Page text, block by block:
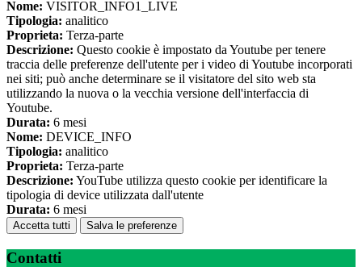
Nome: VISITOR_INFO1_LIVE
Tipologia: analitico
Proprieta: Terza-parte
Descrizione: Questo cookie è impostato da Youtube per tenere
traccia delle preferenze dell'utente per i video di Youtube incorporati
nei siti; può anche determinare se il visitatore del sito web sta
utilizzando la nuova o la vecchia versione dell'interfaccia di
Youtube.
Durata: 6 mesi
Nome: DEVICE_INFO
Tipologia: analitico
Proprieta: Terza-parte
Descrizione: YouTube utilizza questo cookie per identificare la
tipologia di device utilizzata dall'utente
Durata: 6 mesi
Accetta tutti Salva le preferenze
Contatti